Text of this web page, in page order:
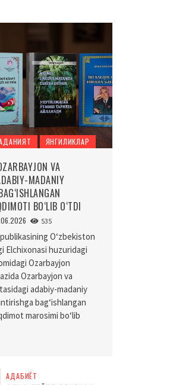
ЯНГИЛИКЛАР
VA
MADANIY
BO‘LIB O‘TDI
535
O‘zbekiston
Elchixonasi huzuridagi
Ozarbayjon
Ozarbayjon va
adabiy-madaniy
bag‘ishlangan
marosimi bo‘lib
АДАБИЁТ